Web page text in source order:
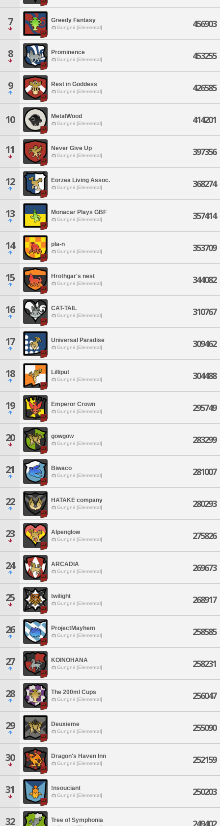
7 Greedy Fantasy
Gungnir [Elemental] 456903
8 Prominence
Gungnir [Elemental] 453255
9 Rest in Goddess
Gungnir [Elemental] 426585
10 MetalWood
Gungnir [Elemental] 414201
11 Never Give Up
Gungnir [Elemental] 397356
12 Eorzea Living Assoc.
Gungnir [Elemental] 368274
13 Monacar Plays GBF
Gungnir [Elemental] 357414
14 pla-n
Gungnir [Elemental] 353709
15 Hrothgar's nest
Gungnir [Elemental] 344082
16 CAT-TAIL
Gungnir [Elemental] 310767
17 Universal Paradise
Gungnir [Elemental] 309462
18 Lilliput
Gungnir [Elemental] 304488
19 Emperor Crown
Gungnir [Elemental] 295749
20 gowgow
Gungnir [Elemental] 283299
21 Biwaco
Gungnir [Elemental] 281007
22 HATAKE company
Gungnir [Elemental] 280293
23 Alpenglow
Gungnir [Elemental] 275826
24 ARCADIA
Gungnir [Elemental] 269673
25 twilight
Gungnir [Elemental] 268917
26 ProjectMayhem
Gungnir [Elemental] 258585
27 KOINOHANA
Gungnir [Elemental] 258231
28 The 200ml Cups
Gungnir [Elemental] 256047
29 Deuxieme
Gungnir [Elemental] 255090
30 Dragon's Haven Inn
Gungnir [Elemental] 252159
31 !nsouciant
Gungnir [Elemental] 250203
32 Tree of Symphonia 249402